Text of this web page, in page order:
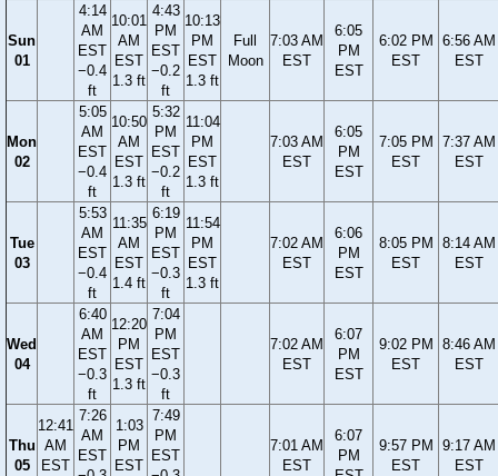
Sun
01
4:14
AM
EST
−0.4
ft
10:01
AM
EST
1.3 ft
4:43
PM
EST
−0.2
ft
10:13
PM
EST
1.3 ft
Full
Moon
7:03 AM
EST
6:05
PM
EST
6:02 PM
EST
6:56 AM
EST
Mon
02
5:05
AM
EST
−0.4
ft
10:50
AM
EST
1.3 ft
5:32
PM
EST
−0.2
ft
11:04
PM
EST
1.3 ft
7:03 AM
EST
6:05
PM
EST
7:05 PM
EST
7:37 AM
EST
Tue
03
5:53
AM
EST
−0.4
ft
11:35
AM
EST
1.4 ft
6:19
PM
EST
−0.3
ft
11:54
PM
EST
1.3 ft
7:02 AM
EST
6:06
PM
EST
8:05 PM
EST
8:14 AM
EST
Wed
04
6:40
AM
EST
−0.3
ft
12:20
PM
EST
1.3 ft
7:04
PM
EST
−0.3
ft
7:02 AM
EST
6:07
PM
EST
9:02 PM
EST
8:46 AM
EST
Thu
05
12:41
AM
EST
7:26
AM
EST
1:03
PM
EST
7:49
PM
EST
7:01 AM
EST
6:07
PM
9:57 PM
EST
9:17 AM
EST